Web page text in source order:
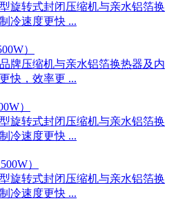
旋转式封闭压缩机与亲水铝箔换
冷速度更快 ...
）
牌压缩机与亲水铝箔换热器及内
快，效率更 ...
）
旋转式封闭压缩机与亲水铝箔换
冷速度更快 ...
）
旋转式封闭压缩机与亲水铝箔换
冷速度更快 ...